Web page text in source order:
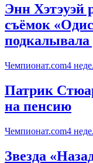
Энн Хэтэуэй
съёмок
подкалывала
Чемпионат.com4
Патрик
на пенсию
Чемпионат.com4
Звезда